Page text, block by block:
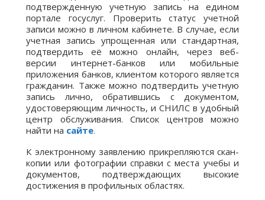
подтвержденную учетную запись на едином
портале госуслуг. Проверить статус учетной
записи можно в личном кабинете. В случае, если
учетная запись упрощенная или стандартная,
подтвердить её можно онлайн, через веб-
версии интернет-банков или мобильные
приложения банков, клиентом которого является
гражданин. Также можно подтвердить учетную
запись лично, обратившись с документом,
удостоверяющим личность, и СНИЛС в удобный
центр обслуживания. Список центров можно
найти на сайте.
К электронному заявлению прикрепляются скан-
копии или фотографии справки с места учебы и
документов, подтверждающих высокие
достижения в профильных областях.